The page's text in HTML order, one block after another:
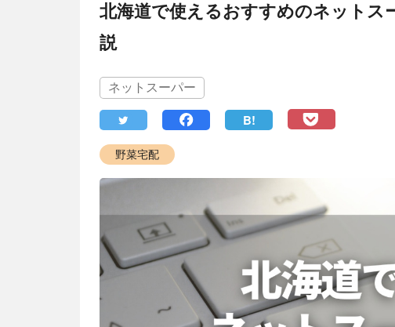
北海道で使えるおすすめのネットス
説
ネットスーパー
B!
野菜宅配